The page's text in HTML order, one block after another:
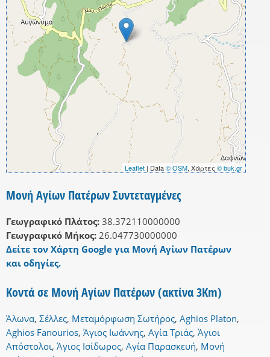
Leaflet | Data© OSM, Χάρτες© buk.gr
Μονή Αγίων Πατέρων Συντεταγμένες
Γεωγραφικό Πλάτος: 38.372110000000
Γεωγραφικό Μήκος: 26.047730000000
Δείτε τον Χάρτη Google για Μονή Αγίων Πατέρων
και οδηγίες.
Κοντά σε Μονή Αγίων Πατέρων (ακτίνα 3Km)
Άλωνα, Σέλλες, Μεταμóρφωση Σωτήρος, Aghios Platon,
Aghios Fanourios, Άγιος Ιωάννης, Αγία Τριάς, Άγιοι
Απόστολοι, Άγιος Ισίδωρος, Αγία Παρασκευή, Μονή